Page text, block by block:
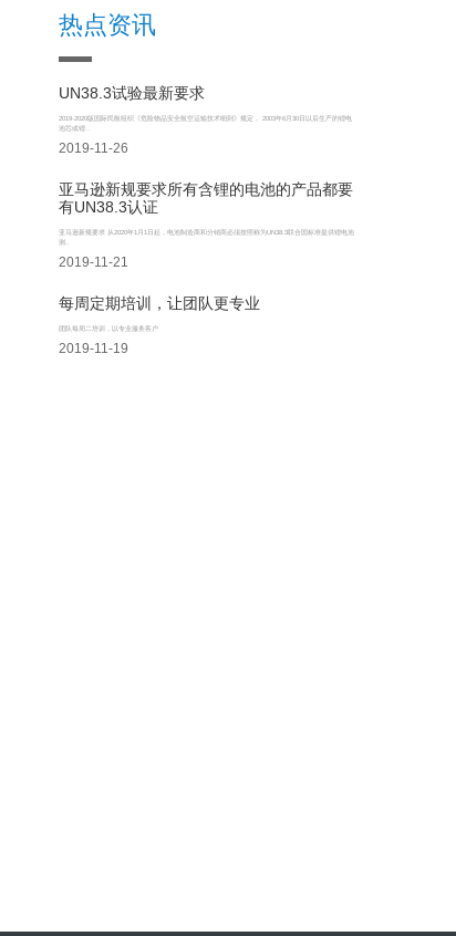
热点资讯
UN38.3试验最新要求
2019-2020版国际民航组织《危险物品安全航空运输技术细则》规定， 2003年6月30日以后生产的锂电
池芯或锂..
2019-11-26
亚马逊新规要求所有含锂的电池的产品都要
有UN38.3认证
亚马逊新规要求 从2020年1月1日起，电池制造商和分销商必须按照称为UN38.3联合国标准提供锂电池
测..
2019-11-21
每周定期培训，让团队更专业
团队每周二培训，以专业服务客户
2019-11-19